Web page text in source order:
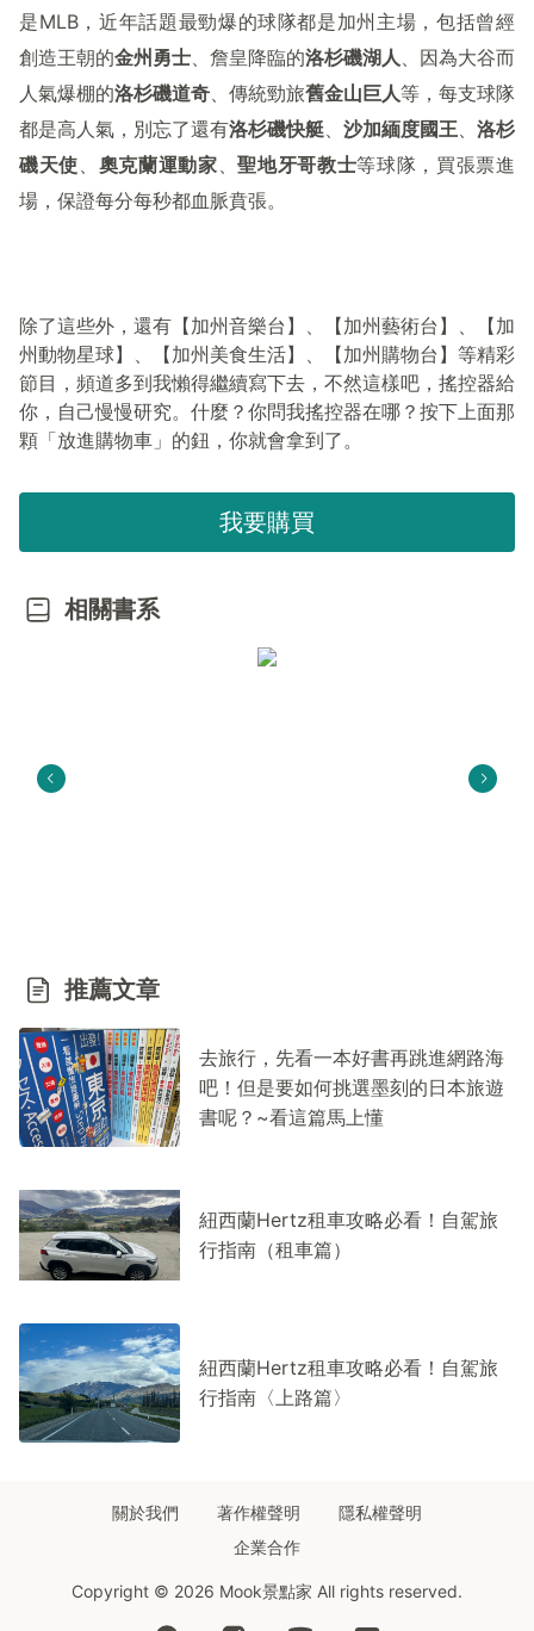
是MLB，近年話題最勁爆的球隊都是加州主場，包括曾經
創造王朝的金州勇士、詹皇降臨的洛杉磯湖人、因為大谷而
人氣爆棚的洛杉磯道奇、傳統勁旅舊金山巨人等，每支球隊
都是高人氣，別忘了還有洛杉磯快艇、 沙加緬度國王、 洛杉
磯天使、 奧克蘭運動家、聖地牙哥教士等球隊，買張票進
場，保證每分每秒都血脈賁張。
除了這些外，還有【加州音樂台】、【加州藝術台】、【加
州動物星球】、【加州美食生活】、【加州購物台】等精彩
節目，頻道多到我懶得繼續寫下去，不然這樣吧，搖控器給
你，自己慢慢研究。什麼？你問我搖控器在哪？按下上面那
顆「放進購物車」的鈕，你就會拿到了。
我要購買
相關書系
推薦文章
去旅行，先看一本好書再跳進網路海
吧！但是要如何挑選墨刻的日本旅遊
書呢？~看這篇馬上懂
紐西蘭Hertz租車攻略必看！自駕旅
行指南（租車篇）
紐西蘭Hertz租車攻略必看！自駕旅
行指南〈上路篇〉
關於我們 著作權聲明
隱私權聲明
企業合作
Copyright © 2026 Mook景點家 All rights reserved.